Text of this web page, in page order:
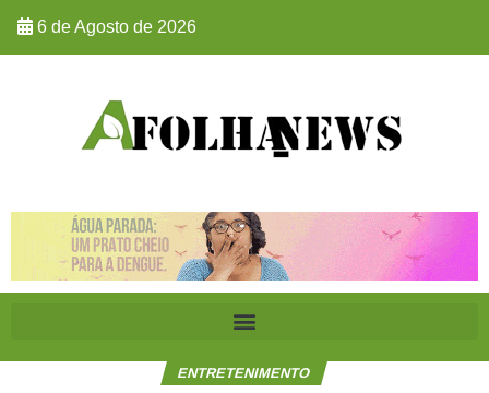
6 de Agosto de 2026
ENTRETENIMENTO